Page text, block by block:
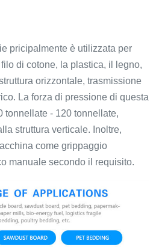
pricipalmente è utilizzata per
di cotone, la plastica, il legno,
orizzontale, trasmissione
La forza di pressione di questa
tonnellate - 120 tonnellate,
struttura verticale. Inoltre,
come grippaggio
manuale secondo il requisito.